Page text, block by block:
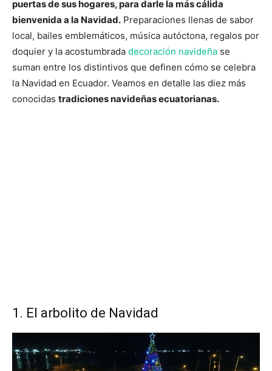
puertas de sus hogares, para darle la más cálida
bienvenida a la Navidad. Preparaciones llenas de sabor
local, bailes emblemáticos, música autóctona, regalos por
doquier y la acostumbrada decoración navideña se
suman entre los distintivos que definen cómo se celebra
la Navidad en Ecuador. Veamos en detalle las diez más
conocidas tradiciones navideñas ecuatorianas.
1. El arbolito de Navidad